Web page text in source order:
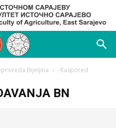
Bijeljina
-Raspored
BN